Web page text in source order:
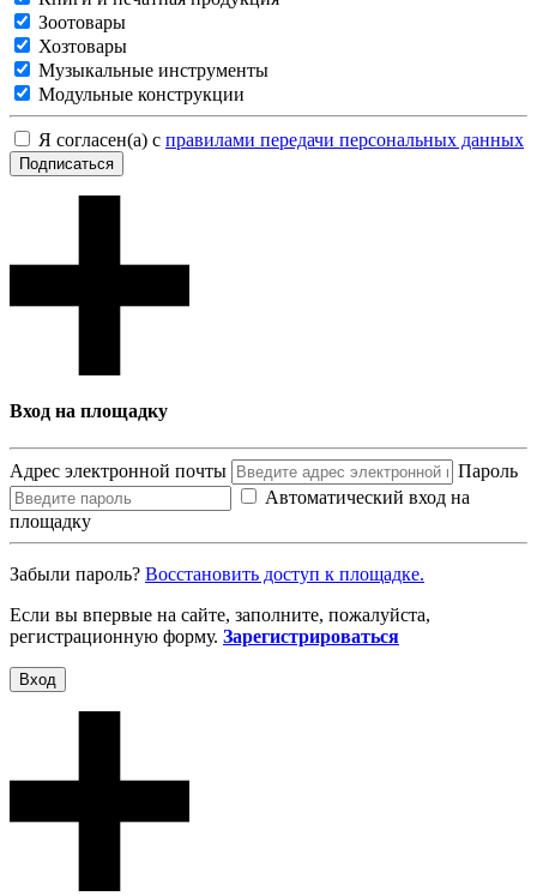
Зоотовары
Хозтовары
Музыкальные инструменты
Модульные конструкции
Я согласен(а) с правилами передачи персональных данных
Подписаться
Вход на площадку
Адрес электронной почты
Пароль
Автоматический вход на
площадку
Забыли пароль? Восcтановить доступ к площадке.
Если вы впервые на сайте, заполните, пожалуйста,
регистрационную форму. Зарегистрироваться
Вход